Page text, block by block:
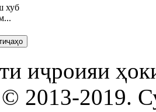
хуб
иҷроияи
© 2013-2019.